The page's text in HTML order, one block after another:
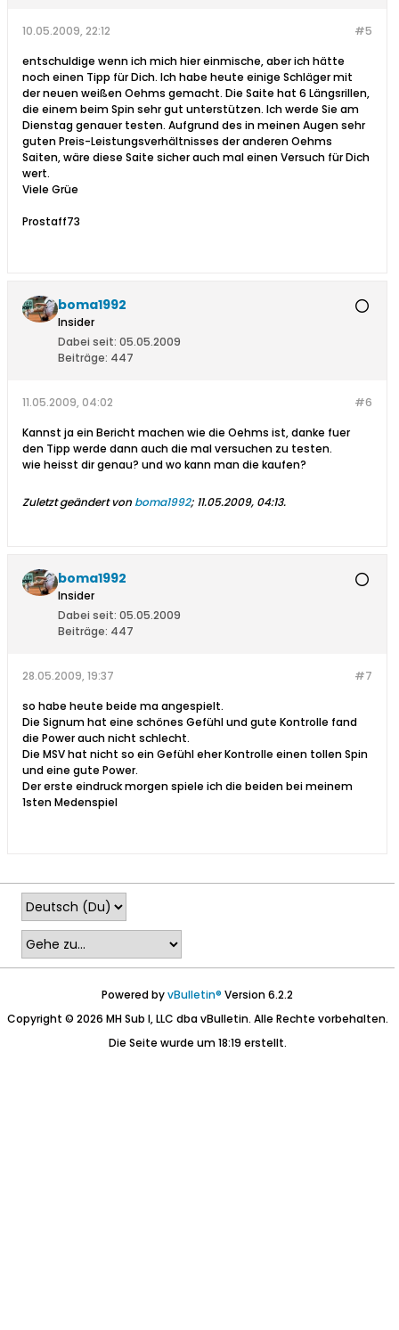
#5
10.05.2009, 22:12
entschuldige wenn ich mich hier einmische, aber ich hätte
noch einen Tipp für Dich. Ich habe heute einige Schläger mit
der neuen weißen Oehms gemacht. Die Saite hat 6 Längsrillen,
die einem beim Spin sehr gut unterstützen. Ich werde Sie am
Dienstag genauer testen. Aufgrund des in meinen Augen sehr
guten Preis-Leistungsverhältnisses der anderen Oehms
Saiten, wäre diese Saite sicher auch mal einen Versuch für Dich
wert.
Viele Grüe
Prostaff73
boma1992
Insider
Dabei seit: 05.05.2009
Beiträge: 447
#6
11.05.2009, 04:02
Kannst ja ein Bericht machen wie die Oehms ist, danke fuer
den Tipp werde dann auch die mal versuchen zu testen.
wie heisst dir genau? und wo kann man die kaufen?
Zuletzt geändert von boma1992; 11.05.2009, 04:13.
boma1992
Insider
Dabei seit: 05.05.2009
Beiträge: 447
#7
28.05.2009, 19:37
so habe heute beide ma angespielt.
Die Signum hat eine schönes Gefühl und gute Kontrolle fand
die Power auch nicht schlecht.
Die MSV hat nicht so ein Gefühl eher Kontrolle einen tollen Spin
und eine gute Power.
Der erste eindruck morgen spiele ich die beiden bei meinem
1sten Medenspiel
Powered byvBulletin® Version 6.2.2
Copyright © 2026 MH Sub I, LLC dba vBulletin. Alle Rechte vorbehalten.
Die Seite wurde um 18:19 erstellt.